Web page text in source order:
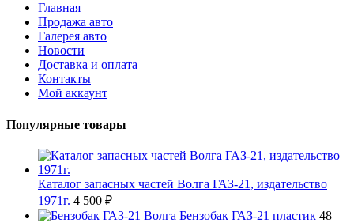
Главная
Продажа авто
Галерея авто
Новости
Доставка и оплата
Контакты
Мой аккаунт
Популярные товары
Каталог запасных частей Волга ГАЗ-21, издательство
1971г. 4 500 ₽
Бензобак ГАЗ-21 пластик 48